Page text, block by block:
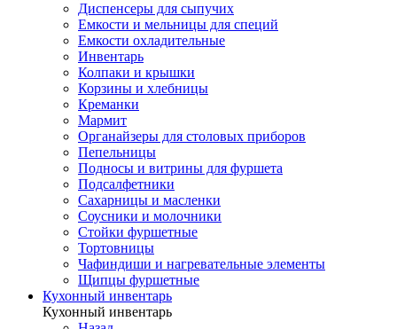
Диспенсеры для сыпучих
Емкости и мельницы для специй
Емкости охладительные
Инвентарь
Колпаки и крышки
Корзины и хлебницы
Креманки
Мармит
Органайзеры для столовых приборов
Пепельницы
Подносы и витрины для фуршета
Подсалфетники
Сахарницы и масленки
Соусники и молочники
Стойки фуршетные
Тортовницы
Чафиндиши и нагревательные элементы
Щипцы фуршетные
Кухонный инвентарь
Кухонный инвентарь